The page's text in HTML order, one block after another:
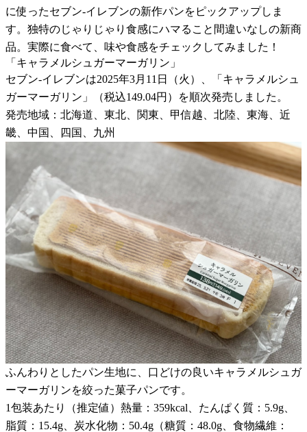
に使ったセブン-イレブンの新作パンをピックアップしま
す。独特のじゃりじゃり食感にハマること間違いなしの新商
品。実際に食べて、味や食感をチェックしてみました！
「キャラメルシュガーマーガリン」
セブン-イレブンは2025年3月11日（火）、「キャラメルシュ
ガーマーガリン」（税込149.04円）を順次発売しました。
発売地域：北海道、東北、関東、甲信越、北陸、東海、近
畿、中国、四国、九州
ふんわりとしたパン生地に、口どけの良いキャラメルシュガ
ーマーガリンを絞った菓子パンです。
1包装あたり（推定値）熱量：359kcal、たんぱく質：5.9g、
脂質：15.4g、炭水化物：50.4g（糖質：48.0g、食物繊維：